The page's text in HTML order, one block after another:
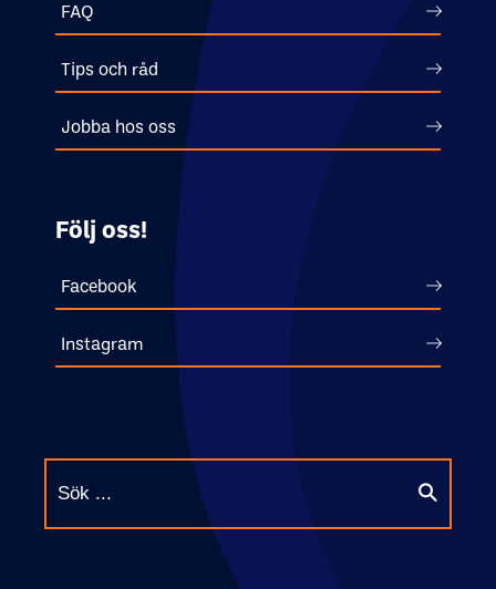
FAQ
Tips och råd
Jobba hos oss
Följ oss!
Facebook
Instagram